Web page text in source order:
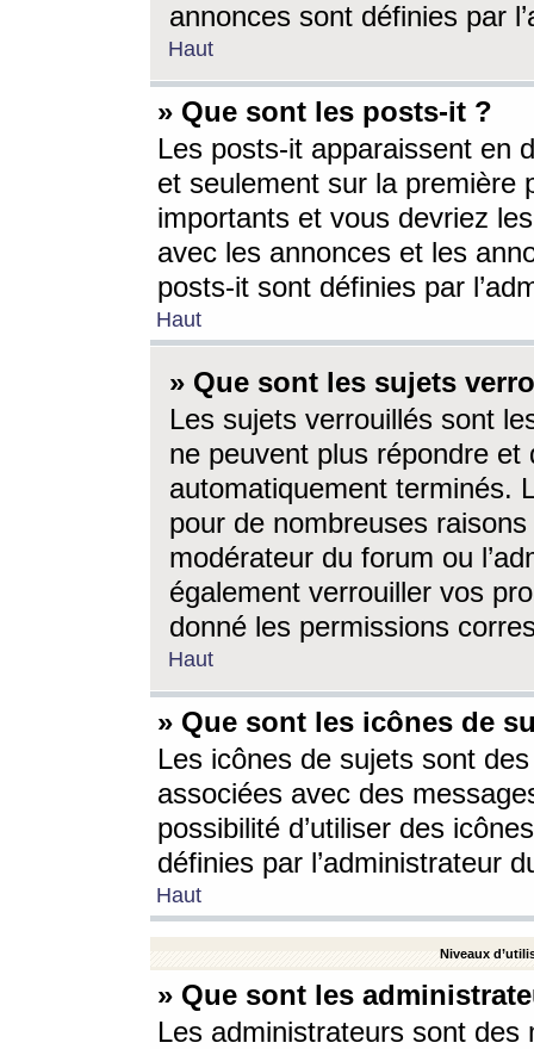
annonces sont définies par
Haut
» Que sont les posts-it ?
Les posts-it apparaissent en
et seulement sur la première
importants et vous devriez
avec les annonces et les
posts-it sont définies par
Haut
» Que sont les sujets
Les sujets verrouillés sont
ne peuvent plus répondre
automatiquement terminés.
pour de nombreuses
modérateur du forum ou
également verrouiller vos
donné les permissions
Haut
» Que sont les icônes de
Les icônes de sujets sont
associées avec des
possibilité d’utiliser des
définies par l’administrateur
Haut
Niveaux
» Que sont les
Les administrateurs sont